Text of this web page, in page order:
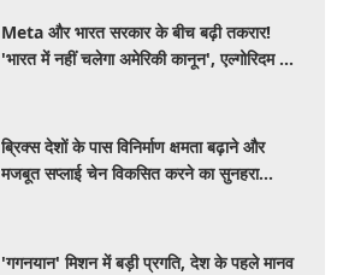
Meta और भारत सरकार के बीच बढ़ी तकरार!
'भारत में नहीं चलेगा अमेरिकी कानून', एल्गोरिदम को
ब्रिक्स देशों के पास विनिर्माण क्षमता बढ़ाने और
मजबूत सप्लाई चेन विकसित करने का सुनहरा
'गगनयान' मिशन में बड़ी प्रगति, देश के पहले मानव